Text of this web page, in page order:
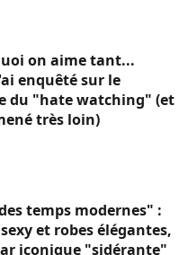
on aime tant...
enquêté sur le
du "hate watching" (et
très loin)
temps modernes" :
et robes élégantes,
iconique "sidérante"